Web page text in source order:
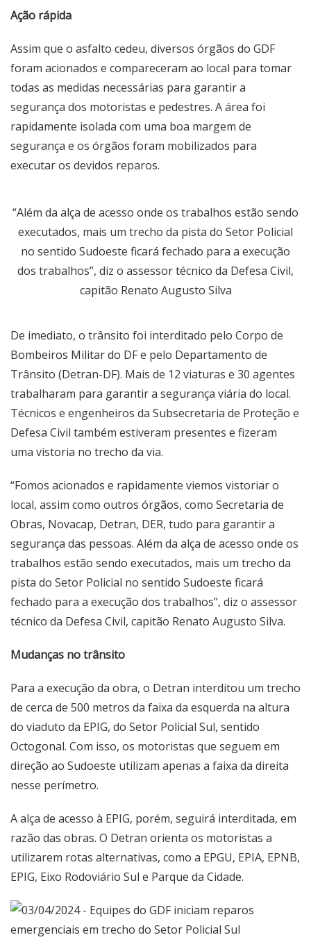
Ação rápida
Assim que o asfalto cedeu, diversos órgãos do GDF
foram acionados e compareceram ao local para tomar
todas as medidas necessárias para garantir a
segurança dos motoristas e pedestres. A área foi
rapidamente isolada com uma boa margem de
segurança e os órgãos foram mobilizados para
executar os devidos reparos.
“Além da alça de acesso onde os trabalhos estão sendo
executados, mais um trecho da pista do Setor Policial
no sentido Sudoeste ficará fechado para a execução
dos trabalhos”, diz o assessor técnico da Defesa Civil,
capitão Renato Augusto Silva
De imediato, o trânsito foi interditado pelo Corpo de
Bombeiros Militar do DF e pelo Departamento de
Trânsito (Detran-DF). Mais de 12 viaturas e 30 agentes
trabalharam para garantir a segurança viária do local.
Técnicos e engenheiros da Subsecretaria de Proteção e
Defesa Civil também estiveram presentes e fizeram
uma vistoria no trecho da via.
“Fomos acionados e rapidamente viemos vistoriar o
local, assim como outros órgãos, como Secretaria de
Obras, Novacap, Detran, DER, tudo para garantir a
segurança das pessoas. Além da alça de acesso onde os
trabalhos estão sendo executados, mais um trecho da
pista do Setor Policial no sentido Sudoeste ficará
fechado para a execução dos trabalhos”, diz o assessor
técnico da Defesa Civil, capitão Renato Augusto Silva.
Mudanças no trânsito
Para a execução da obra, o Detran interditou um trecho
de cerca de 500 metros da faixa da esquerda na altura
do viaduto da EPIG, do Setor Policial Sul, sentido
Octogonal. Com isso, os motoristas que seguem em
direção ao Sudoeste utilizam apenas a faixa da direita
nesse perímetro.
A alça de acesso à EPIG, porém, seguirá interditada, em
razão das obras. O Detran orienta os motoristas a
utilizarem rotas alternativas, como a EPGU, EPIA, EPNB,
EPIG, Eixo Rodoviário Sul e Parque da Cidade.